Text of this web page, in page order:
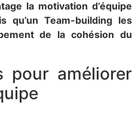
la motivation d’équipe
qu’un Team-building les
de la cohésion du
pour améliorer